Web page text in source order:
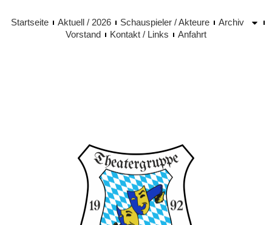
Startseite Aktuell / 2026 Schauspieler / Akteure
Archiv
Vorstand
Kontakt / Links Anfahrt